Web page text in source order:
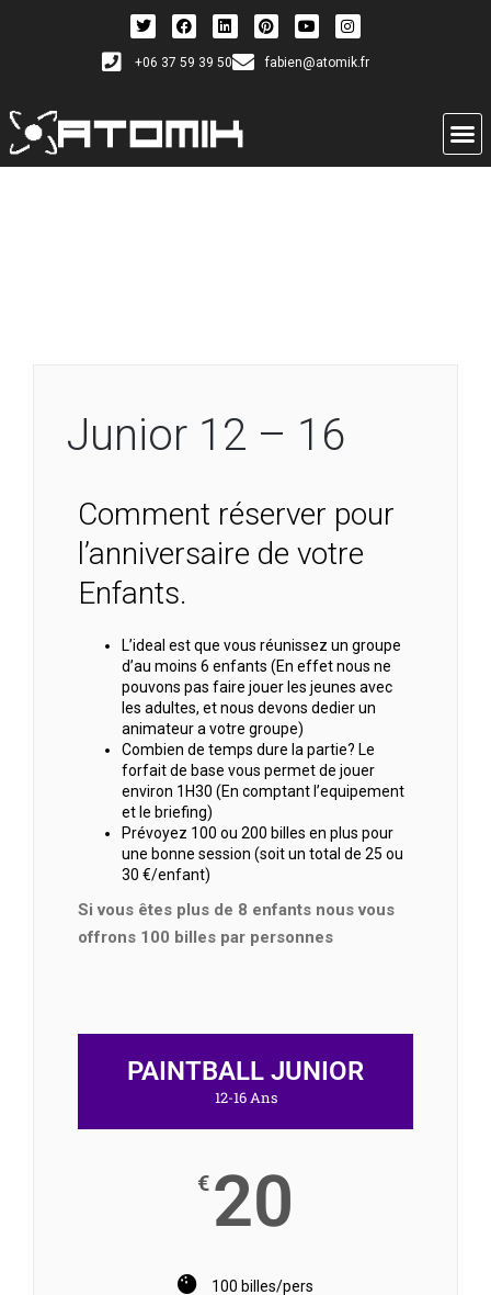
+06 37 59 39 50 fabien@atomik.fr
Junior 12 – 16
Comment réserver pour
l’anniversaire de votre
Enfants.
L’ideal est que vous réunissez un groupe
d’au moins 6 enfants (En effet nous ne
pouvons pas faire jouer les jeunes avec
les adultes, et nous devons dedier un
animateur a votre groupe)
Combien de temps dure la partie? Le
forfait de base vous permet de jouer
environ 1H30 (En comptant l’equipement
et le briefing)
Prévoyez 100 ou 200 billes en plus pour
une bonne session (soit un total de 25 ou
30 €/enfant)
Si vous êtes plus de 8 enfants nous vous
offrons 100 billes par personnes
PAINTBALL JUNIOR
12-16 Ans
€ 20
100 billes/pers